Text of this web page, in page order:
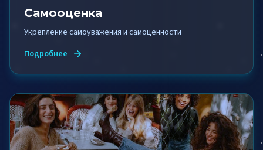
Самооценка
Укрепление самоуважения и самоценности
Подробнее